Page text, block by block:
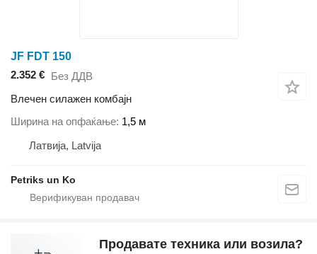
JF FDT 150
2.352 € Без ДДВ
Влечен силажен комбајн
Ширина на опфаќање 1,5 м
Латвија, Latvija
Petriks un Ko
Продавате техника или возила?